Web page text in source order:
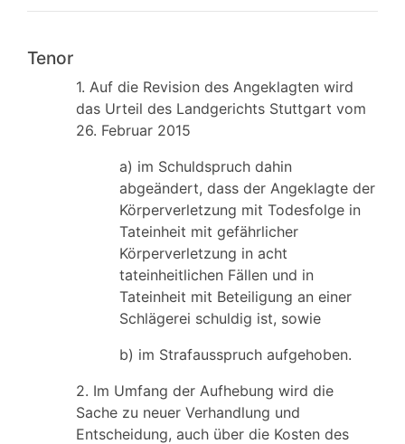
Tenor
1. Auf die Revision des Angeklagten wird
das Urteil des Landgerichts Stuttgart vom
26. Februar 2015
a) im Schuldspruch dahin
abgeändert, dass der Angeklagte der
Körperverletzung mit Todesfolge in
Tateinheit mit gefährlicher
Körperverletzung in acht
tateinheitlichen Fällen und in
Tateinheit mit Beteiligung an einer
Schlägerei schuldig ist, sowie
b) im Strafausspruch aufgehoben.
2. Im Umfang der Aufhebung wird die
Sache zu neuer Verhandlung und
Entscheidung, auch über die Kosten des